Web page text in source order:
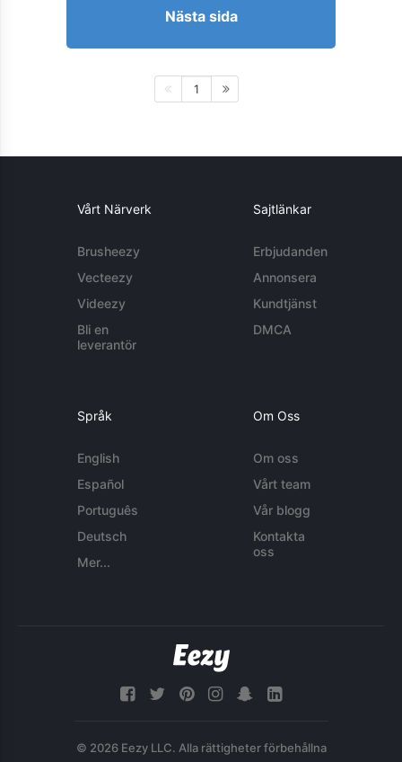
Nästa sida
1
Vårt Närverk
Brusheezy
Vecteezy
Videezy
Bli en
leverantör
Sajtlänkar
Erbjudanden
Annonsera
Kundtjänst
DMCA
Språk
English
Español
Português
Deutsch
Mer...
Om Oss
Om oss
Vårt team
Vår blogg
Kontakta
oss
© 2026 Eezy LLC. Alla rättigheter förbehållna